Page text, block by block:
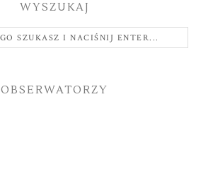
WYSZUKAJ
OBSERWATORZY